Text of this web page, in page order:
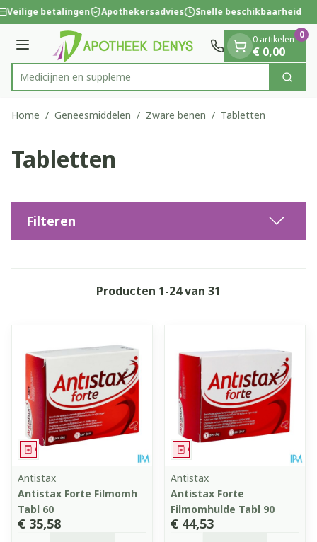
Ga naar de inhoud
1 van 1
Veilige betalingen Apothekersadvies Snelle beschikbaarheid
Menu
Product, merk, categorie...
M Zoek
0 artikelen
€ 0,00
0
Home / Geneesmiddelen / Zware benen / Tabletten
Tabletten
Filteren
Producten 1-24van 31
Geneesmiddel
Antistax
Antistax Forte Filmomh
Tabl 60
€ 35,58
Geneesmiddel
Antistax
Antistax Forte
Filmomhulde Tabl 90
€ 44,53